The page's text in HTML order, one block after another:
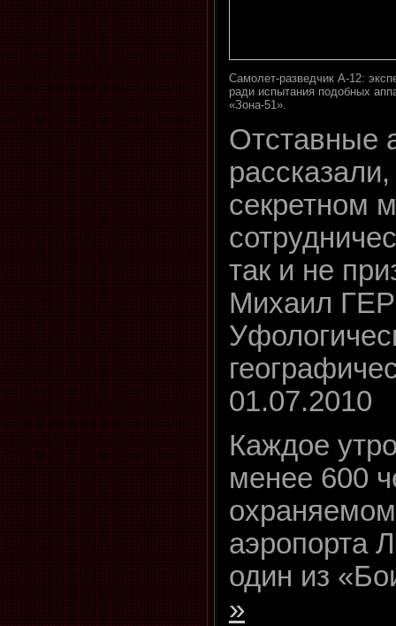
Самолет-разведчик А-12:
ради испытания подобных
«Зона-51».
Отставные
секретном
так и не
Михаил
01.07.2010
Каждое
менее 600
аэропорта
один из
»